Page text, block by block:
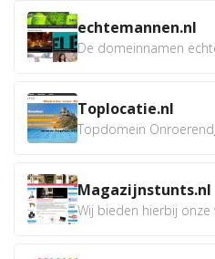
echtemannen.nl
Toplocatie.nl
Magazijnstunts.nl